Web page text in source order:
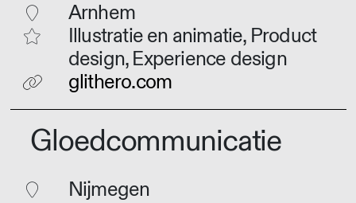
Arnhem
Illustratie en animatie, Product
design, Experience design
glithero.com
Gloedcommunicatie
Nijmegen